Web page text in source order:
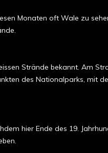
Monaten oft Wale zu
Strände bekannt. Am
des Nationalparks, mit
hier Ende des 19.